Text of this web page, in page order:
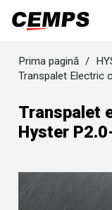
Prima pagină /
Transpalet Electric
Transpalet
Hyster